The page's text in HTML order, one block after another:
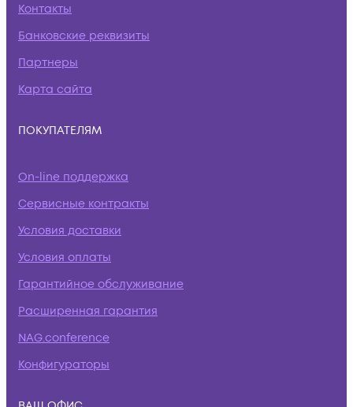
Контакты
Банковские реквизиты
Партнеры
Карта сайта
ПОКУПАТЕЛЯМ
On-line поддержка
Сервисные контракты
Условия доставки
Условия оплаты
Гарантийное обслуживание
Расширенная гарантия
NAG.conference
Конфигураторы